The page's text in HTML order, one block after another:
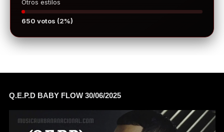
Otros estilos
650 votos (2%)
Q.E.P.D BABY FLOW 30/06/2025